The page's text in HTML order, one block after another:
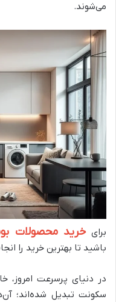
می‌شوند.
برایخرید محصولات
باشید تا بهترین خرید را
در دنیای پرسرعت امروز،
سکونت تبدیل شده‌اند؛